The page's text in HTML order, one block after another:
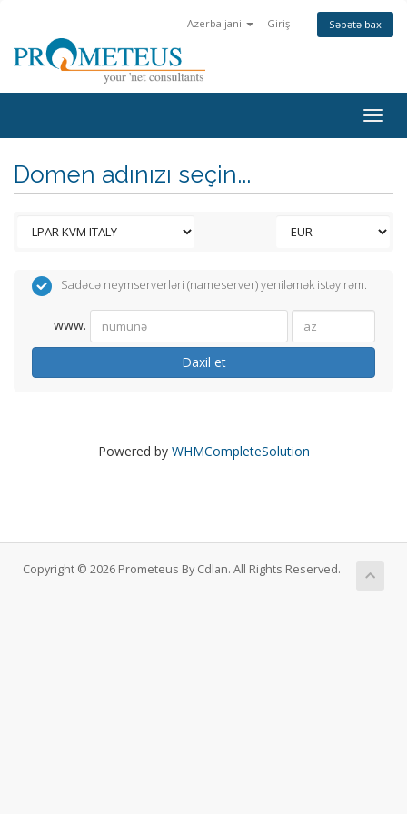
Azerbaijani Giriş Səbətə bax
Domen adınızı seçin...
Sadəcə neymserverləri (nameserver) yeniləmək istəyirəm.
www.
Daxil et
Powered by WHMCompleteSolution
Copyright © 2026 Prometeus By Cdlan. All Rights Reserved.